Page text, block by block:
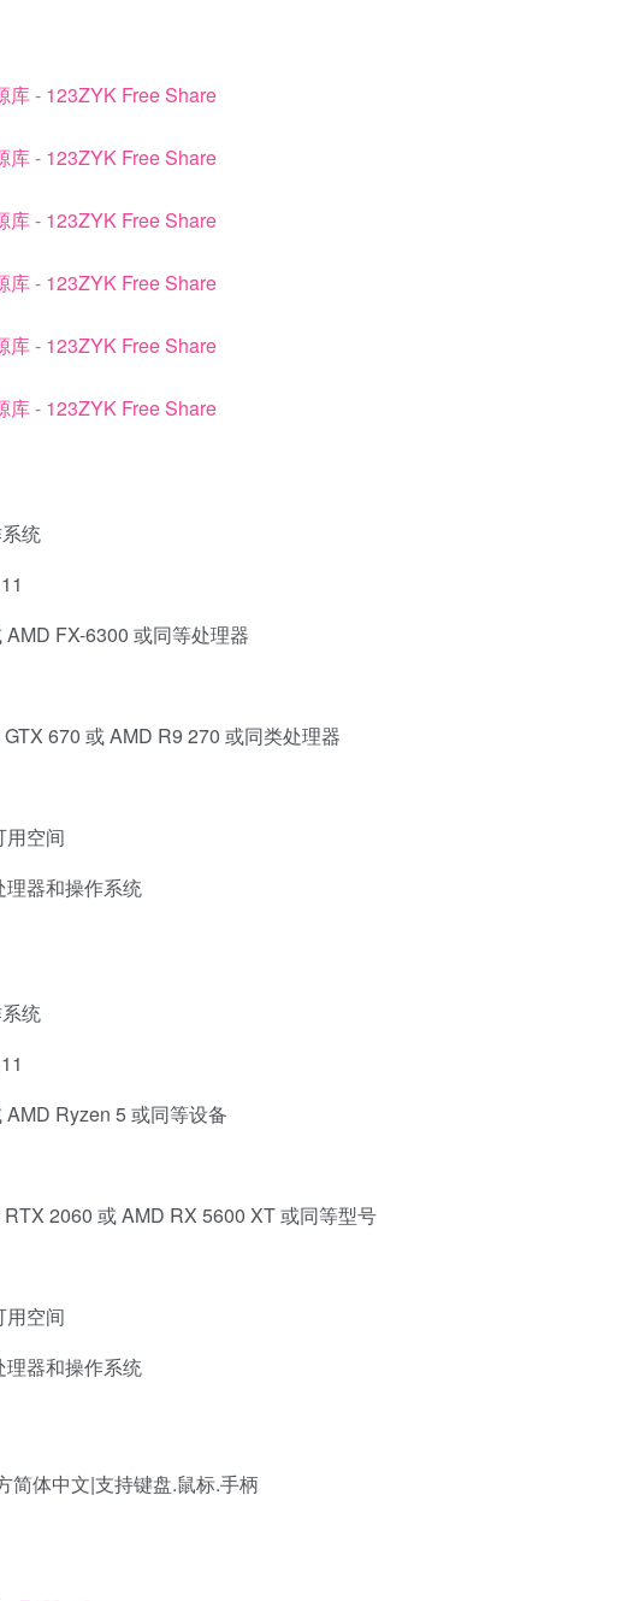
统
AMD FX-6300 或同等处理器
670 或 AMD R9 270 或同类处理器
用空间
理器和操作系统
统
AMD Ryzen 5 或同等设备
2060 或 AMD RX 5600 XT 或同等型号
用空间
理器和操作系统
简体中文|支持键盘.鼠标.手柄